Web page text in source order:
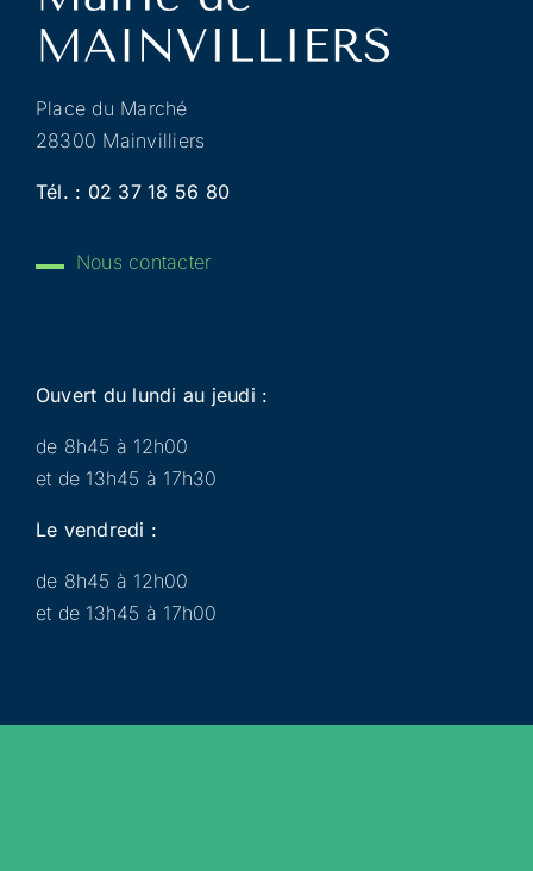
Place du Marché
28300 Mainvilliers
Tél. : 02 37 18 56 80
Nous contacter
Ouvert du lundi au jeudi :
de 8h45 à 12h00
et de 13h45 à 17h30
Le vendredi :
de 8h45 à 12h00
et de 13h45 à 17h00